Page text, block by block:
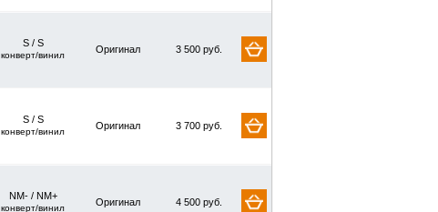
S / S
конверт/винил
Оригинал 3 500 руб.
S / S
конверт/винил
Оригинал 3 700 руб.
NM- / NM+
конверт/винил
Оригинал 4 500 руб.